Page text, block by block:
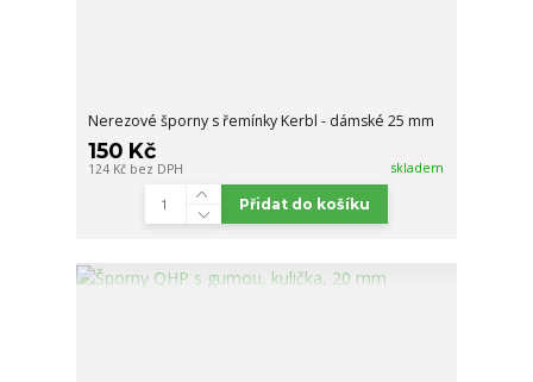
Nerezové šporny s řemínky Kerbl - dámské 25 mm
150 Kč
124 Kč bez DPH skladem
Přidat do košíku